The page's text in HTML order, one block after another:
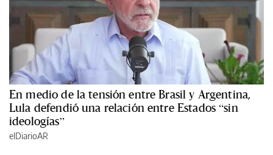
En medio de la tensión entre Brasil y Argentina,
Lula defendió una relación entre Estados “sin
ideologías”
elDiarioAR